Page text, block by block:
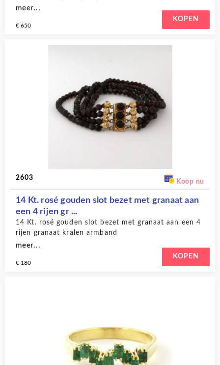
meer...
€ 650
KOPEN
2603
Koop nu
14 Kt. rosé gouden slot bezet met granaat aan
een 4 rijen gr ...
14 Kt. rosé gouden slot bezet met granaat aan een 4
rijen granaat kralen armband
meer...
€ 180
KOPEN